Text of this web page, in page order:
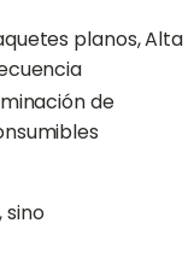
planos, Alta
de
sino